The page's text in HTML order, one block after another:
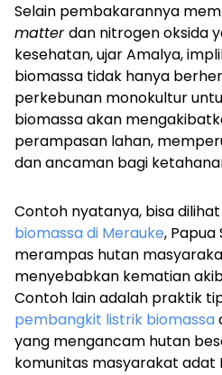
Selain pembakarannya
matterdan nitrogen oksida
kesehatan, ujar Amalya,
biomassa tidak hanya
perkebunan monokultur
biomassa akan
perampasan lahan,
dan ancaman bagi
Contoh nyatanya, bisa
biomassa di Merauke, Papua
merampas hutan
menyebabkan kematian
Contoh lain adalah praktik
pembangkit listrik biomassa
yang mengancam hutan
komunitas masyarakat adat